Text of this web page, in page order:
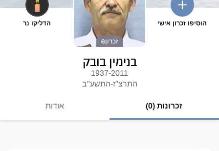
הוסיפו זכרון אישי
זכרון
הדליקו נר
בנימין בובק
1937-2011
התרצ"ז-התשע"ב
זכרונות (0) אודות